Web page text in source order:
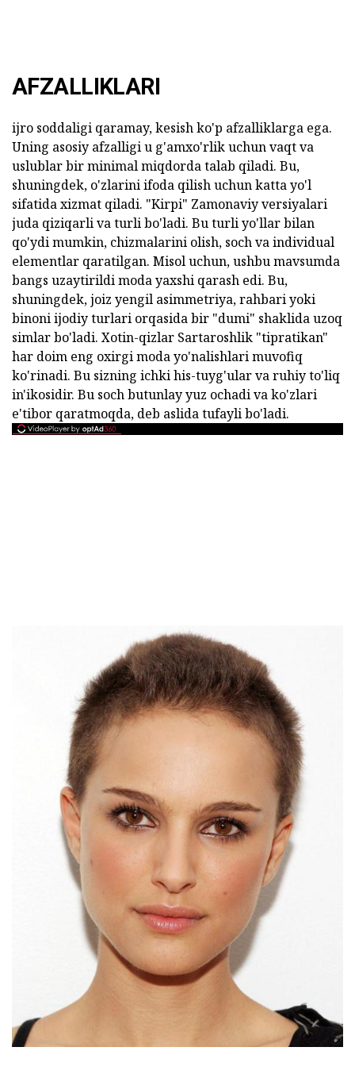
AFZALLIKLARI
ijro soddaligi qaramay, kesish ko'p afzalliklarga ega.
Uning asosiy afzalligi u g'amxo'rlik uchun vaqt va
uslublar bir minimal miqdorda talab qiladi. Bu,
shuningdek, o'zlarini ifoda qilish uchun katta yo'l
sifatida xizmat qiladi. "Kirpi" Zamonaviy versiyalari
juda qiziqarli va turli bo'ladi. Bu turli yo'llar bilan
qo'ydi mumkin, chizmalarini olish, soch va individual
elementlar qaratilgan. Misol uchun, ushbu mavsumda
bangs uzaytirildi moda yaxshi qarash edi. Bu,
shuningdek, joiz yengil asimmetriya, rahbari yoki
binoni ijodiy turlari orqasida bir "dumi" shaklida uzoq
simlar bo'ladi. Xotin-qizlar Sartaroshlik "tipratikan"
har doim eng oxirgi moda yo'nalishlari muvofiq
ko'rinadi. Bu sizning ichki his-tuyg'ular va ruhiy to'liq
in'ikosidir. Bu soch butunlay yuz ochadi va ko'zlari
e'tibor qaratmoqda, deb aslida tufayli bo'ladi.